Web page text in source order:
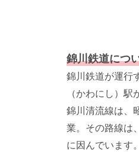
錦川鉄道につ
錦川鉄道が運行
（かわにし）
錦川清流線は、
業。その路線は
に因んでいます。